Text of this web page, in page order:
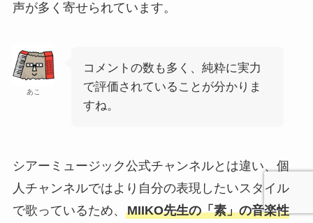
声が多く寄せられています。
あこ
コメントの数も多く、純粋に実力
で評価されていることが分かりま
すね。
シアーミュージック公式チャンネルとは違い、個
人チャンネルではより自分の表現したいスタイル
で歌っているため、 MIIKO先生の「素」の音楽性